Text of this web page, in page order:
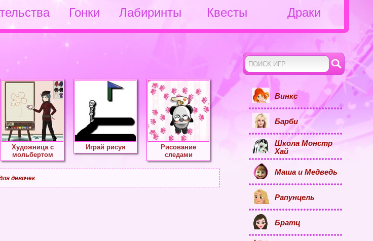
Гонки Лабиринты Квесты Драки
Художница с
мольбертом
Играй рисуя
Рисование
следами
девочек
Винкс
Барби
Школа Монстр
Хай
Маша и Медведь
Рапунцель
Братц